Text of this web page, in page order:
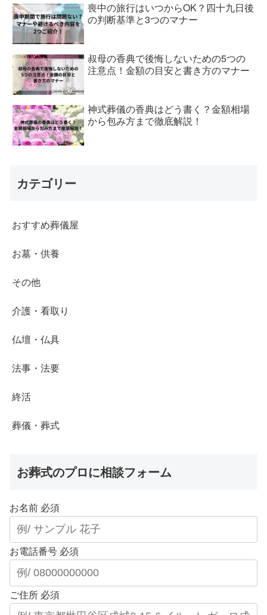
喪中の旅行はいつからOK？四十九日後
の判断基準と3つのマナー
叔母の香典で後悔しないための5つの
注意点！金額の目安と書き方のマナー
神式葬儀の香典はどう書く？金額相場
から包み方まで徹底解説！
カテゴリー
おすすめ葬儀屋
お墓・供養
その他
介護・看取り
仏壇・仏具
法事・法要
終活
葬儀・葬式
お葬式のプロに相談フォーム
お名前 必須
お電話番号 必須
ご住所 必須